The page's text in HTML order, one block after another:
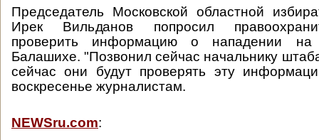
Председатель Московской областной
Ирек Вильданов попросил
проверить информацию о нападении на
Балашихе. "Позвонил сейчас начальнику
сейчас они будут проверять эту
воскресенье журналистам.
NEWSru.com: